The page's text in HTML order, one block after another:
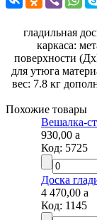
гладильная
каркаса:
поверхности
для утюга
вес: 7.8 кг
Похожие товары
Вешалка-
930,00a
Код:5725
Доска
4 470,00a
Код:1145